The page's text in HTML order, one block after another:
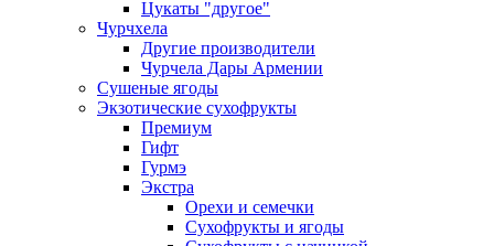
Цукаты "другое"
Чурчхела
Другие производители
Чурчела Дары Армении
Сушеные ягоды
Экзотические сухофрукты
Премиум
Гифт
Гурмэ
Экстра
Орехи и семечки
Сухофрукты и ягоды